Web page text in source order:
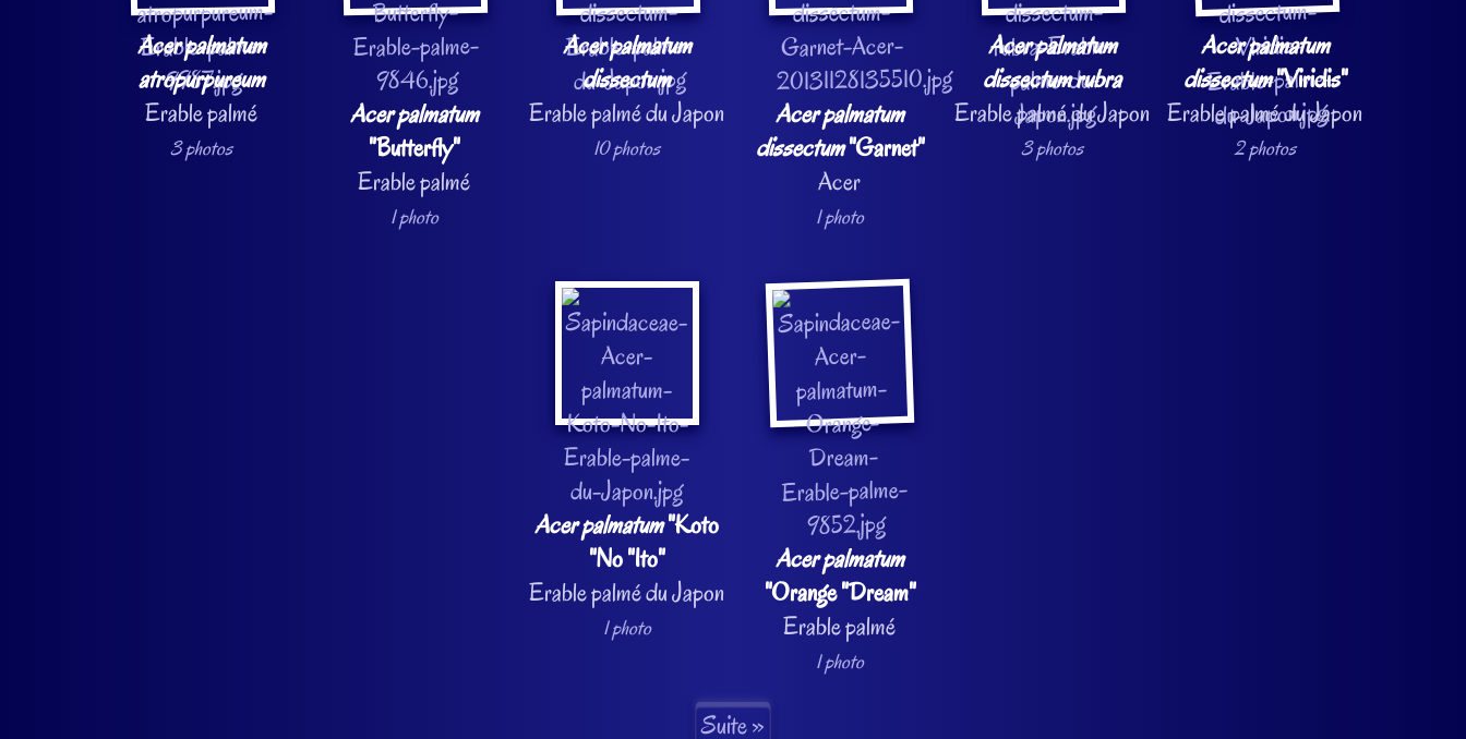
Acer palmatum
atropurpureum
Erable palmé
3 photos
Acer palmatum
"Butterfly"
Erable palmé
1 photo
Acer palmatum
dissectum
Erable palmé du Japon
10 photos
Acer palmatum
dissectum"Garnet"
Acer
1 photo
Acer palmatum
dissectum rubra
Erable palmé du Japon
3 photos
Acer palmatum
dissectum"Viridis"
Erable palmé du Japon
2 photos
Acer palmatum"Koto
"No "Ito"
Erable palmé du Japon
1 photo
Acer palmatum
"Orange "Dream"
Erable palmé
1 photo